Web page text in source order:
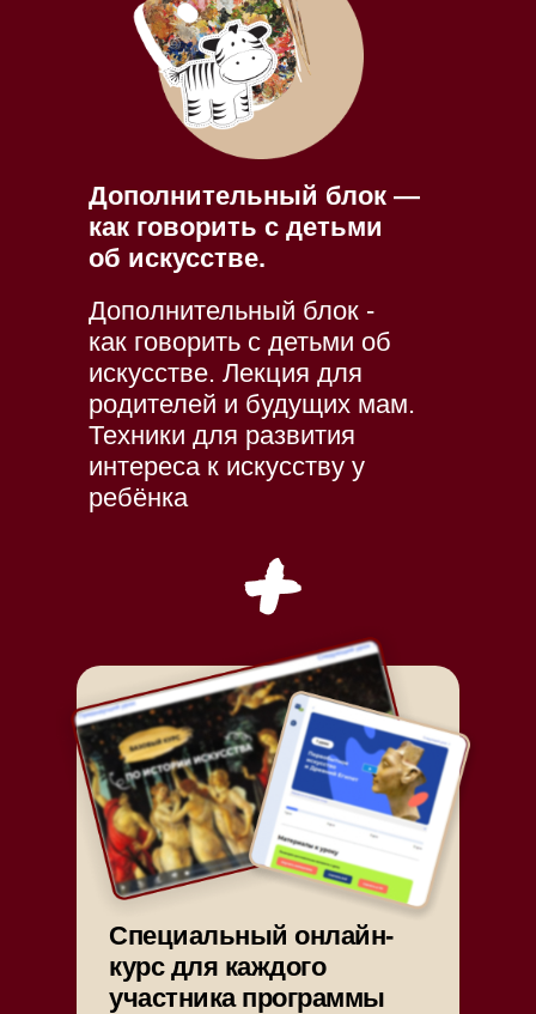
Специальный онлайн-
курс для каждого
участника программы
Дополнительный блок —
как говорить с детьми
об искусстве.
Дополнительный блок -
как говорить с детьми об
искусстве. Лекция для
родителей и будущих мам.
Техники для развития
интереса к искусству у
ребёнка